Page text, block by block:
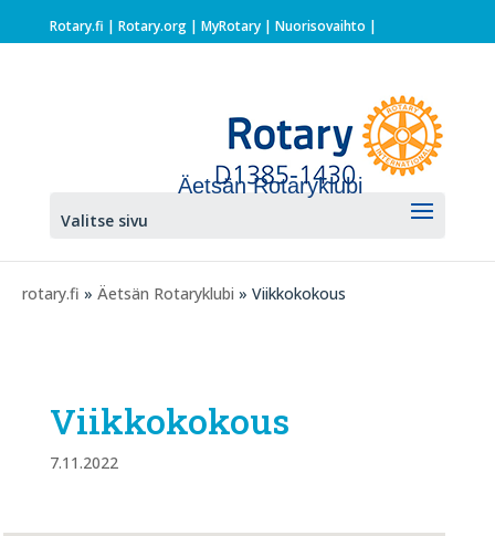
Rotary.fi | Rotary.org| MyRotary | Nuorisovaihto |
Äetsän Rotaryklubi
Valitse sivu
rotary.fi » Äetsän Rotaryklubi » Viikkokokous
Viikkokokous
7.11.2022